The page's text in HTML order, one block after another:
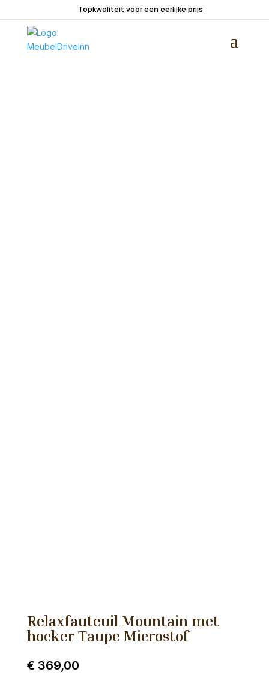
Topkwaliteit voor een eerlijke prijs
Zitmeubelen/Fauteuils/Bijzetstoelen
Relaxfauteuil Mountain met hocker Taupe
Microstof
Relaxfauteuil Mountain met
hocker Taupe Microstof
€ 369,00